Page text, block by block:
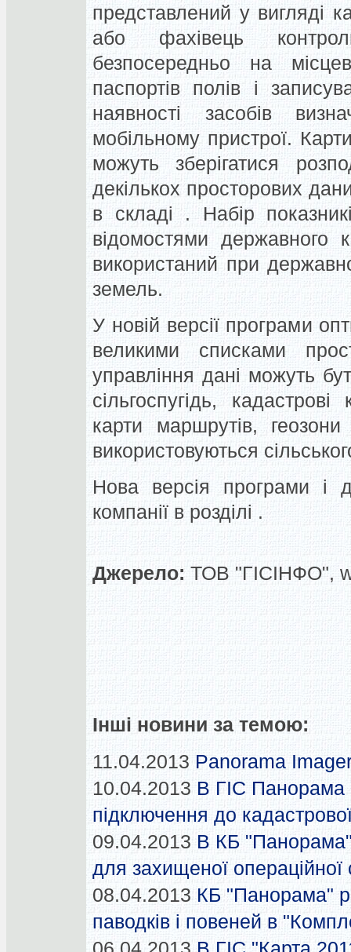
представлений у вигляді
або фахівець
безпосередньо на
паспортів полів і
наявності засобів
мобільному пристрої.
можуть зберігатися
декількох просторових
в складі . Набір
відомостями державного
використаний при
земель.
У новій версії програми
великими списками
управління дані можуть
сільгоспугідь,
карти маршрутів,
використовуються
Нова версія програми і
компанії в розділі .
Джерело: ТОВ "ГІСІНФО",
Інші новини за темою:
11.04.2013 Panorama
10.04.2013 В ГІС Панорама
підключення до
09.04.2013 В КБ
для захищеної операційної
08.04.2013 КБ "Панорама"
паводків і повеней в